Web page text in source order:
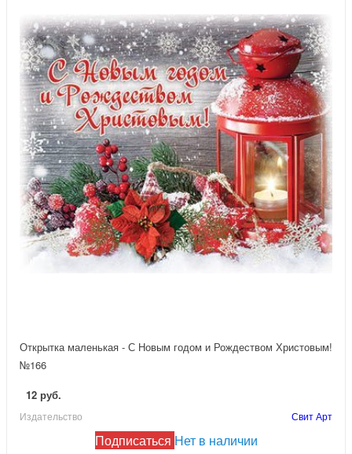
Открытка маленькая - С Новым годом и Рождеством Христовым!
№166
12 руб.
Издательство Свит Арт
Подписаться Нет в наличии